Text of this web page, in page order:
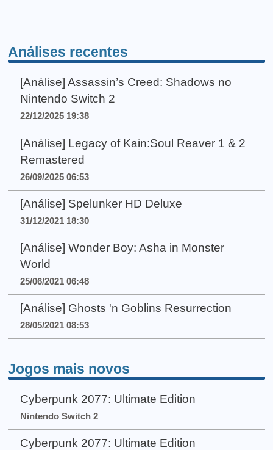
Análises recentes
[Análise] Assassin’s Creed: Shadows no
Nintendo Switch 2
22/12/2025 19:38
[Análise] Legacy of Kain:Soul Reaver 1 & 2
Remastered
26/09/2025 06:53
[Análise] Spelunker HD Deluxe
31/12/2021 18:30
[Análise] Wonder Boy: Asha in Monster
World
25/06/2021 06:48
[Análise] Ghosts 'n Goblins Resurrection
28/05/2021 08:53
Jogos mais novos
Cyberpunk 2077: Ultimate Edition
Nintendo Switch 2
Cyberpunk 2077: Ultimate Edition